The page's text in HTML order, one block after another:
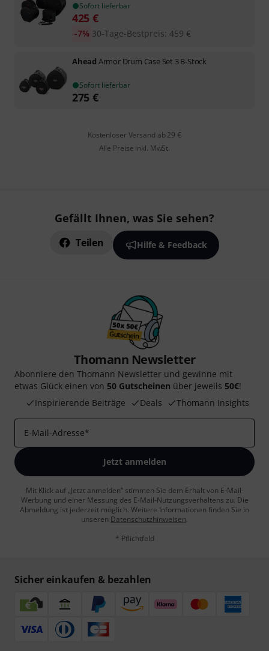
Sofort lieferbar
425 €
30-Tage-Bestpreis: 459 €
-7%
Ahead Armor Drum Case Set 3 B-Stock
Sofort lieferbar
275 €
Kostenloser Versand ab 29 €
Alle Preise inkl. MwSt.
Gefällt Ihnen, was Sie sehen?
Teilen Hilfe & Feedback
Thomann Newsletter
Abonniere den Thomann Newsletter und gewinne mit
etwas Glück einen von 50 Gutscheinen über jeweils 50€!
Inspirierende Beiträge
Deals Thomann Insights
E-Mail-Adresse*
Jetzt anmelden
Mit Klick auf „Jetzt anmelden“ stimmen Sie dem Erhalt von E-Mail-
Werbung und einer Messung des E-Mail-Nutzungsverhaltens zu. Die
Abmeldung ist jederzeit möglich. Weitere Informationen finden Sie in
unseren Datenschutzhinweisen.
* Pflichtfeld
Sicher einkaufen & bezahlen